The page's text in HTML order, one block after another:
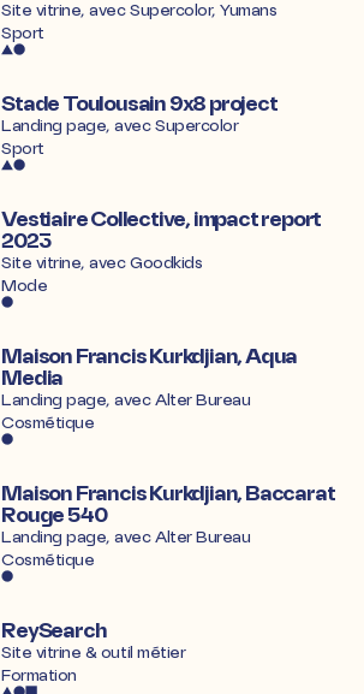
Site vitrine, avecSupercolor,Yumans
Sport
Stade Toulousain 9x8 project
Landing page, avecSupercolor
Sport
Vestiaire Collective, impact report
2023
Site vitrine, avecGoodkids
Mode
Maison Francis Kurkdjian, Aqua
Media
Landing page, avecAlter Bureau
Cosmétique
Maison Francis Kurkdjian, Baccarat
Rouge 540
Landing page, avecAlter Bureau
Cosmétique
ReySearch
Site vitrine & outil métier
Formation